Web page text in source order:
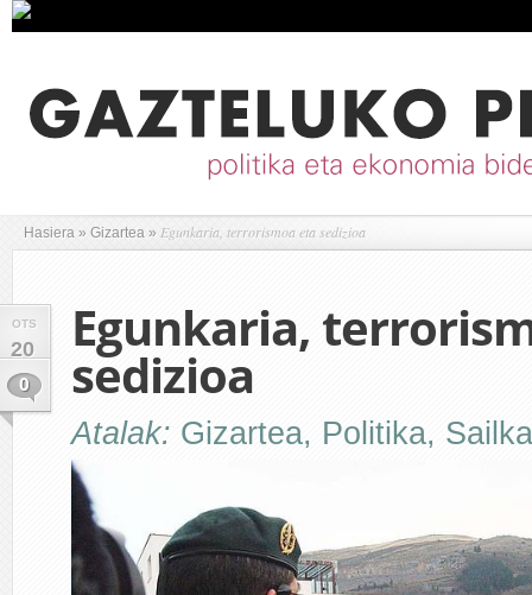
Hasiera » Gizartea » Egunkaria, terrorismoa eta sedizioa
OTS
20
0
Egunkaria,
sedizioa
Atalak: Gizartea, Politika,